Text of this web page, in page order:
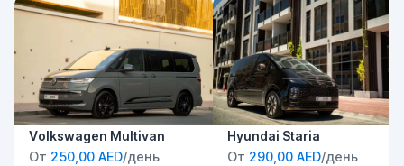
Volkswagen Multivan
От 250,00 AED/день
Hyundai Staria
От 290,00 AED/день